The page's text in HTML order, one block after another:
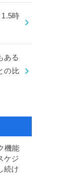
時
ある
の比
機能
ケジ
続け